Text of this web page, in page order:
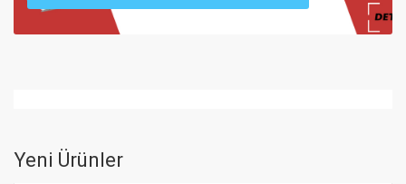
Yeni Ürünler